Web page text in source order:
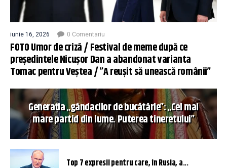
iunie 16, 2026 0 Comentariu
FOTO Umor de criză / Festival de meme după ce
președintele Nicușor Dan a abandonat varianta
Tomac pentru Veștea / ”A reușit să unească românii”
Generația „gândacilor de bucătărie”: „Cel mai
mare partid din lume. Puterea tineretului”
Top 7 expresii pentru care, în Rusia, a...